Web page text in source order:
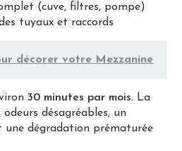
(cuve, filtres, pompe)
tuyaux et raccords
décorer votre Mezzanine
30 minutes par mois. La
désagréables, un
une dégradation prématurée